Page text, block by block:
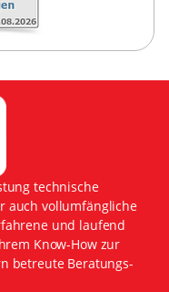
technische
auch vollumfängliche
und laufend
Know-How zur
betreute Beratungs-